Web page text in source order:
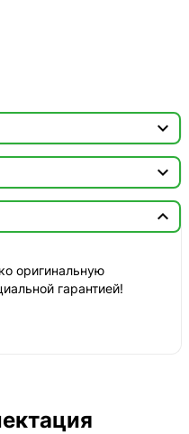


продукцию с

оригинальную
гарантией!